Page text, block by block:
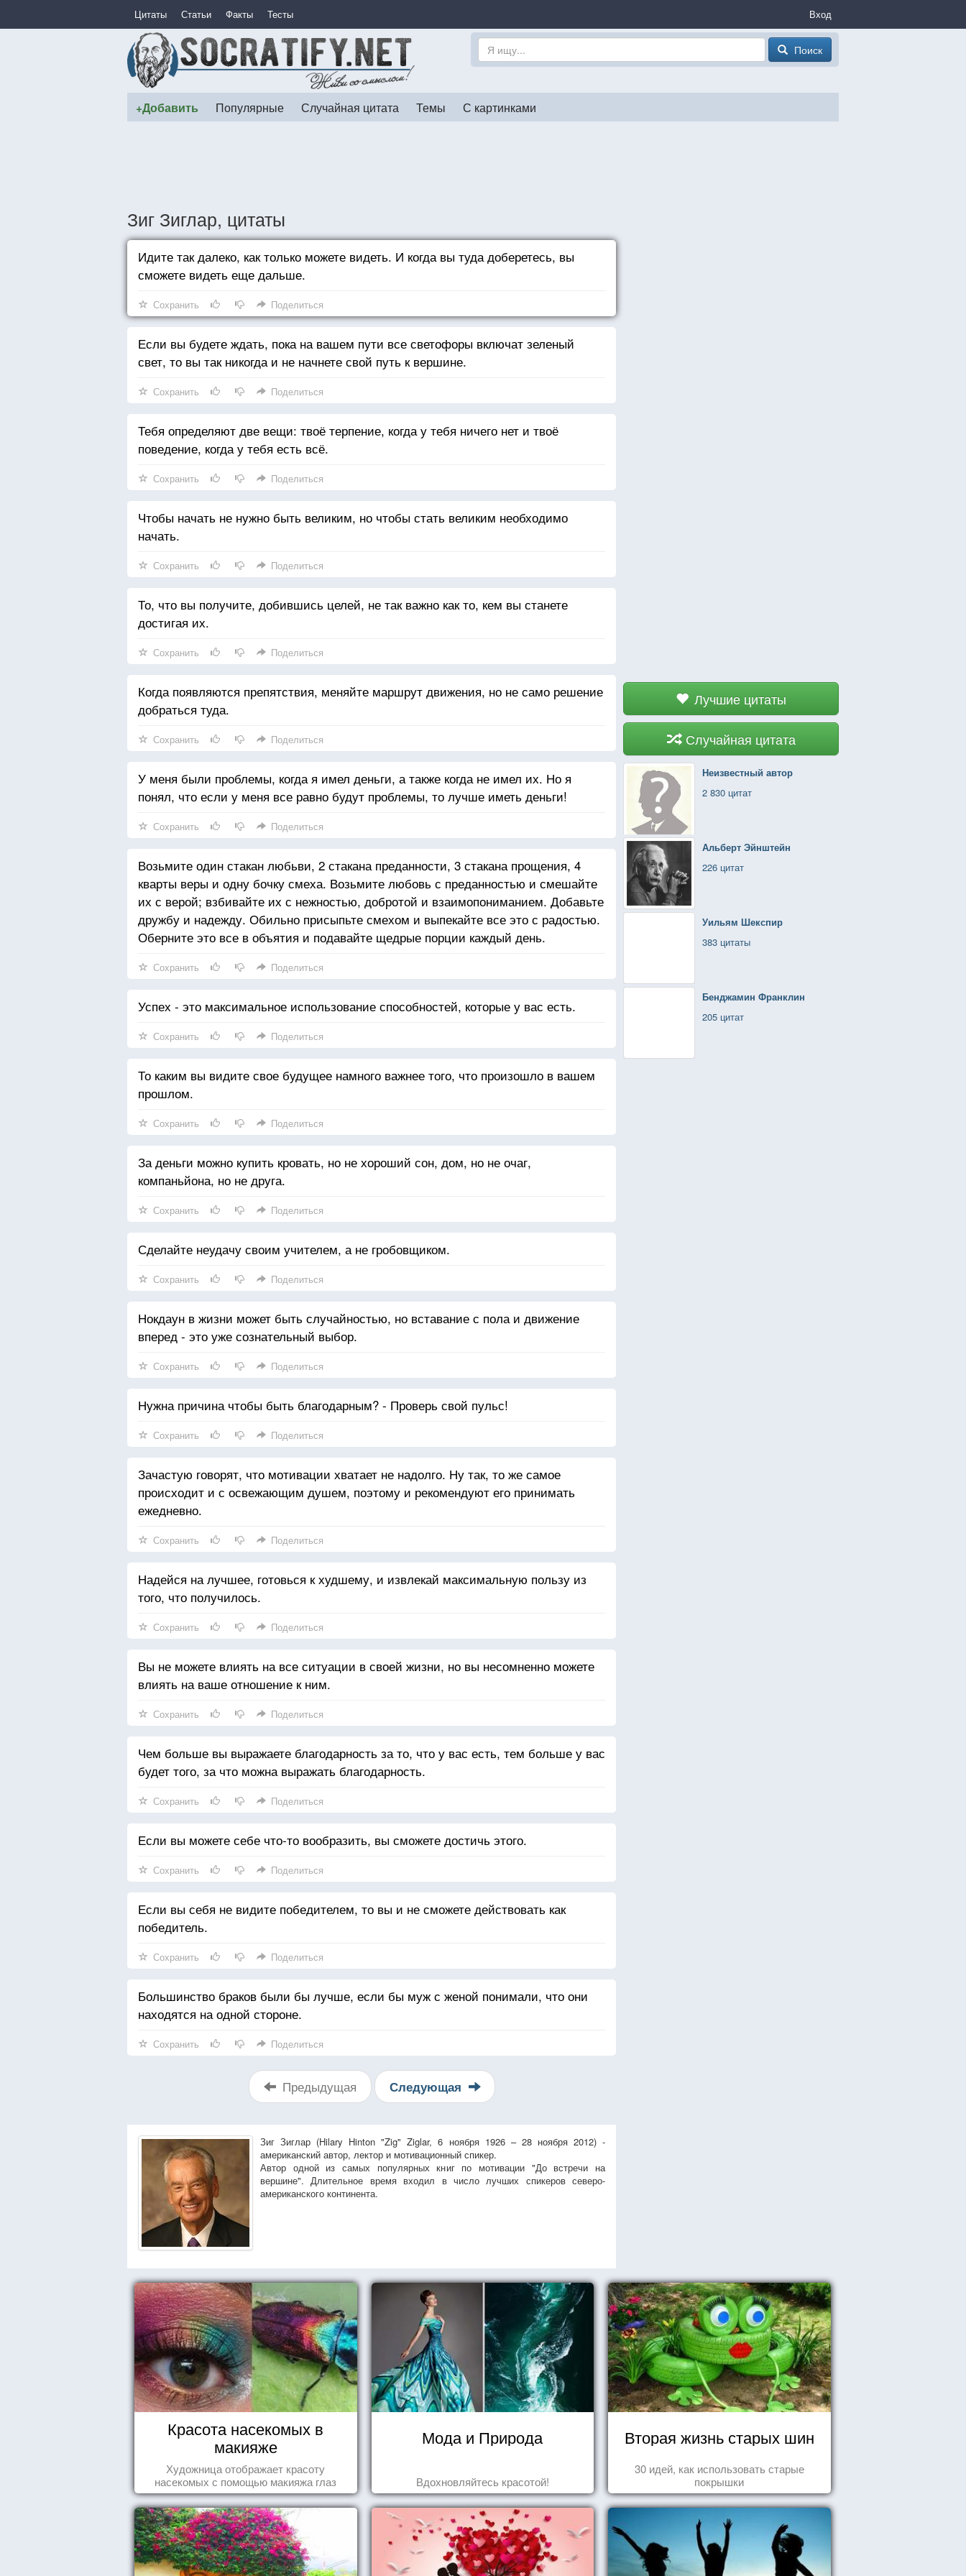
Цитаты Статьи Факты Тесты Вход
Поиск
+Добавить Популярные Случайная цитата Темы С картинками
Зиг Зиглар, цитаты
Лучшие цитаты
Случайная цитата
Неизвестный автор
2 830 цитат
Альберт Эйнштейн
226 цитат
Уильям Шекспир
383 цитаты
Бенджамин Франклин
205 цитат
Идите так далеко, как только можете видеть. И когда вы туда доберетесь, вы
сможете видеть еще дальше.
Сохранить Поделиться
Если вы будете ждать, пока на вашем пути все светофоры включат зеленый
свет, то вы так никогда и не начнете свой путь к вершине.
Сохранить Поделиться
Тебя определяют две вещи: твоё терпение, когда у тебя ничего нет и твоё
поведение, когда у тебя есть всё.
Сохранить Поделиться
Чтобы начать не нужно быть великим, но чтобы стать великим необходимо
начать.
Сохранить Поделиться
То, что вы получите, добившись целей, не так важно как то, кем вы станете
достигая их.
Сохранить Поделиться
Когда появляются препятствия, меняйте маршрут движения, но не само решение
добраться туда.
Сохранить Поделиться
У меня были проблемы, когда я имел деньги, а также когда не имел их. Но я
понял, что если у меня все равно будут проблемы, то лучше иметь деньги!
Сохранить Поделиться
Возьмите один стакан любьви, 2 стакана преданности, 3 стакана прощения, 4
кварты веры и одну бочку смеха. Возьмите любовь с преданностью и смешайте
их с верой; взбивайте их с нежностью, добротой и взаимопониманием. Добавьте
дружбу и надежду. Обильно присыпьте смехом и выпекайте все это с радостью.
Оберните это все в объятия и подавайте щедрые порции каждый день.
Сохранить Поделиться
Успех - это максимальное использование способностей, которые у вас есть.
Сохранить Поделиться
То каким вы видите свое будущее намного важнее того, что произошло в вашем
прошлом.
Сохранить Поделиться
За деньги можно купить кровать, но не хороший сон, дом, но не очаг,
компаньйона, но не друга.
Сохранить Поделиться
Сделайте неудачу своим учителем, а не гробовщиком.
Сохранить Поделиться
Нокдаун в жизни может быть случайностью, но вставание с пола и движение
вперед - это уже сознательный выбор.
Сохранить Поделиться
Нужна причина чтобы быть благодарным? - Проверь свой пульс!
Сохранить Поделиться
Зачастую говорят, что мотивации хватает не надолго. Ну так, то же самое
происходит и с освежающим душем, поэтому и рекомендуют его принимать
ежедневно.
Сохранить Поделиться
Надейся на лучшее, готовься к худшему, и извлекай максимальную пользу из
того, что получилось.
Сохранить Поделиться
Вы не можете влиять на все ситуации в своей жизни, но вы несомненно можете
влиять на ваше отношение к ним.
Сохранить Поделиться
Чем больше вы выражаете благодарность за то, что у вас есть, тем больше у вас
будет того, за что можна выражать благодарность.
Сохранить Поделиться
Если вы можете себе что-то вообразить, вы сможете достичь этого.
Сохранить Поделиться
Если вы себя не видите победителем, то вы и не сможете действовать как
победитель.
Сохранить Поделиться
Большинство браков были бы лучше, если бы муж с женой понимали, что они
находятся на одной стороне.
Сохранить Поделиться
Предыдущая Следующая
Зиг Зиглар (Hilary Hinton "Zig" Ziglar, 6 ноября 1926 – 28 ноября 2012) -
американский автор, лектор и мотивационный спикер.
Автор одной из самых популярных книг по мотивации "До встречи на
вершине". Длительное время входил в число лучших спикеров северо-
американского континента.
Красота насекомых в
макияже
Художница отображает красоту
насекомых с помощью макияжа глаз
Мода и Природа
Вдохновляйтесь красотой!
Вторая жизнь старых шин
30 идей, как использовать старые
покрышки